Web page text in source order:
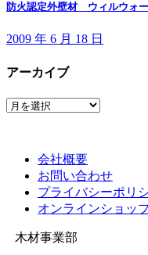
防火認定外壁材 ウィルウォ
2009 年 6 月 18 日
アーカイブ
ア
会社概要
お問い合わせ
プライバシーポリ
オンラインショッ
木材事業部